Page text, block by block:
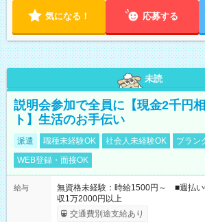
気になる！ 応募する
未読
説明会参加で全員に【現金2千円
ト】生活のお手伝い
派遣 職種未経験OK 社会人未経験OK
ブラン
WEB登録・面接OK
給与
無資格未経験：時給1500円～ ■週払
収1万2000円以上
交通費別途支給あり